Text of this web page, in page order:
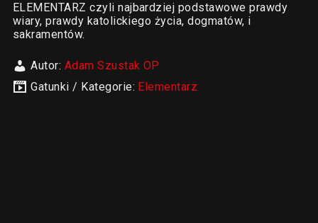
ELEMENTARZ czyli najbardziej podstawowe prawdy
wiary, prawdy katolickiego życia, dogmatów, i
sakramentów.
Autor: Adam Szustak OP
Gatunki / Kategorie: Elementarz